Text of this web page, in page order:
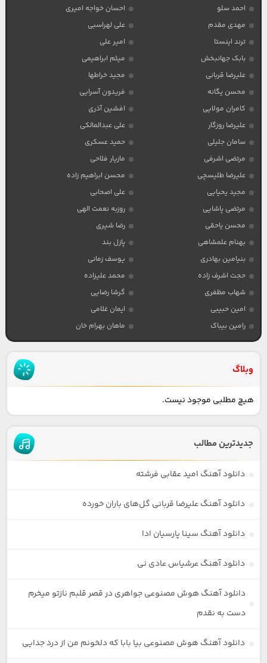
احمد سلو
احسان خواجه امیری
مهدی مقدم
علی لهراسبی
ترند اینستا
امیر علی
بابک جهانبخش
میثم ابراهیمی
علیرضا قربانی
مجید خراطها
محسن یگانه
فریدون آسرایی
کامران مولایی
افشین آذری
علیرضا روزگار
علی عبدالمالکی
سامان جلیلی
حمید عسکری
مرتضی اشرفی
مازیار فلاحی
علیرضا طلیسچی
محسن ابراهیم زاده
مجید یحیایی
علی اصحابی
مرتضی پاشایی
روزبه نعمت الهی
محسن یاحقی
رضا شیری
بهنام علمشاهی
پازل بند
بنیامین بهادری
یوسف زمانی
حجت اشرف زاده
محمد علیزاده
شهاب مظفری
گرشا رضایی
امین حبیبی
ایمان غلامی
رامین بیباک
ماهان بهرام خان
وبلاگ
هیچ مطلبی موجود نیست.
جدیدترین مطالب
دانلود آهنگ امید عقابی فرشته
دانلود آهنگ علیرضا قربانی گل‌های باران خورده
دانلود آهنگ سینا پارسیان ادا
دانلود آهنگ عرشیاس عادی نی
دانلود آهنگ هوش مصنوعی جواهری در قصر قلبم نازتو میخرم
دست به نقدم
دانلود آهنگ هوش مصنوعی بیا بابا که دلخونم من از درد جدایی